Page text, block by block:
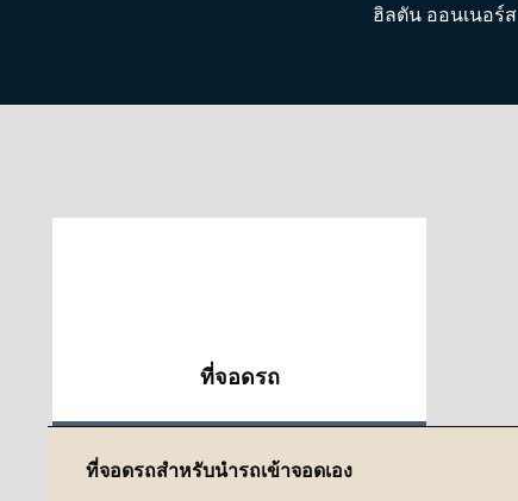
ฮิลตัน ออนเนอร์ส
ที่จอดรถ
ที่จอดรถสำหรับนำรถเข้าจอดเอง